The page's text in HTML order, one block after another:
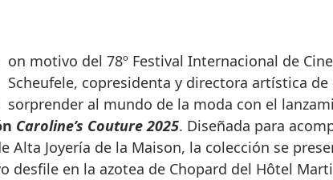
Scheufele, copresidenta y directora artística de
sorprender al mundo de la moda con el
Caroline’s Couture 2025. Diseñada para
Alta Joyería de la Maison, la colección se
desfile en la azotea de Chopard del Hôtel